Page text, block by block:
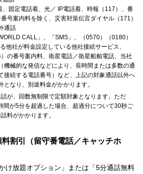
、固定電話着、光／ IP電話着、時報（117）、番
号案内料を除く、災害対策伝言ダイヤル（171）
通話
CALL」、「SMS」、（0570）（0180）
他社が料金設定している他社接続サービス、
）の番号案内料、衛星電話／衛星船舶電話、当社
機械的な発信などにより、長時間または多数の通
接続する電話番号）など、上記の対象通話以外へ
となり、別途料金がかかります。
が、回数無制限で定額対象となります。ただ
間が5分を超過した場合、超過分について30秒ご
料がかかります。
割引（留守番電話／キャッチホ
け放題オプション」または「5分通話無料